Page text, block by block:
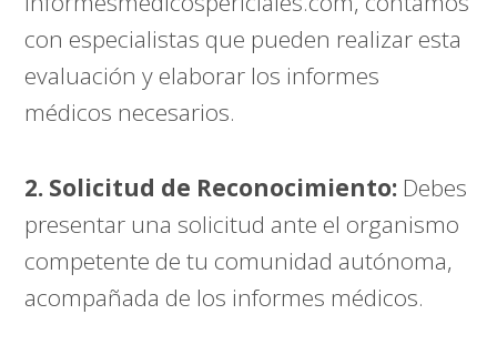
con especialistas que pueden realizar esta
evaluación y elaborar los informes
médicos necesarios.
2. Solicitud de Reconocimiento: Debes
presentar una solicitud ante el organismo
competente de tu comunidad autónoma,
acompañada de los informes médicos.